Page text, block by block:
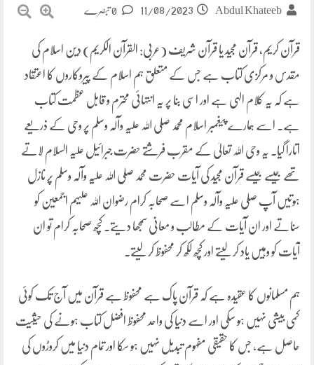
Abdul Khateeb
11/08/2023
قرآن کریم، قرآن مجید یا قرآن شریف (عربی: القرآن الکریم) دین اسلام کی
مقدس و مرکزی کتاب ہے جس کے متعلق ہم اسلام کے پیروکاروں کا اعتقاد
ہے کہ یہ کلام الہی ہے اور اسی بنا پر یہ انتہائی محترم و قابل عظمت کتاب
ہے۔ اسے ہمارے پیغمبر اسلام محمد صلی اللہ علیہ وآلہ وسلم پر وحی کے ذریعے
اتارا گیا۔ یہ وحی اللہ تعالیٰ کے مقرب فرشتے حضرت جبرائیل علیہ السلام لاتے
تھے جیسے جیسے قرآن مجید کی آیات حضرت محمد صلی اللہ علیہ وآلہ وسلم پر نازل
ہوتیں آپ صلی علیہ وآلہ وسلم اسے صحابہ کرام رضوان اللہ علیہم اجمعین کو
سناتے اور ان آیات کے مطالب و معانی سمجھا دیتے۔ کچھ صحابہ کرام تو ان
آیات کو وہیں یاد کر لیتے اور کچھ لکھ کر محفوظ کر لیتے۔
ہم مسلمانوں کا عقیدہ ہے کہ قرآن پاک ہے محفوظ ہے قرآن میں آج تک کوئی
کمی بیشی نہیں ہو سکی اور اسے دنیا کی واحد محفوظ افضل کتاب ہونے کی حیثیت
حاصل ہے، جس کا حقیقی مفہوم تبدیل نہیں ہو سکا اور تمام دنیا میں کروڑوں کی